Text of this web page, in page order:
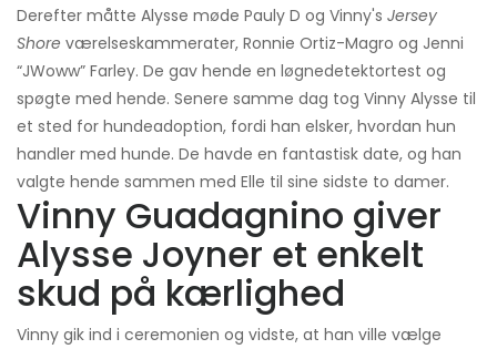
Derefter måtte Alysse møde Pauly D og Vinny's Jersey
Shore værelseskammerater, Ronnie Ortiz-Magro og Jenni
“JWoww” Farley. De gav hende en løgnedetektortest og
spøgte med hende. Senere samme dag tog Vinny Alysse til
et sted for hundeadoption, fordi han elsker, hvordan hun
handler med hunde. De havde en fantastisk date, og han
valgte hende sammen med Elle til sine sidste to damer.
Vinny Guadagnino giver
Alysse Joyner et enkelt
skud på kærlighed
Vinny gik ind i ceremonien og vidste, at han ville vælge